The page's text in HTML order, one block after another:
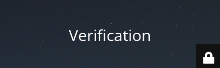
Verification